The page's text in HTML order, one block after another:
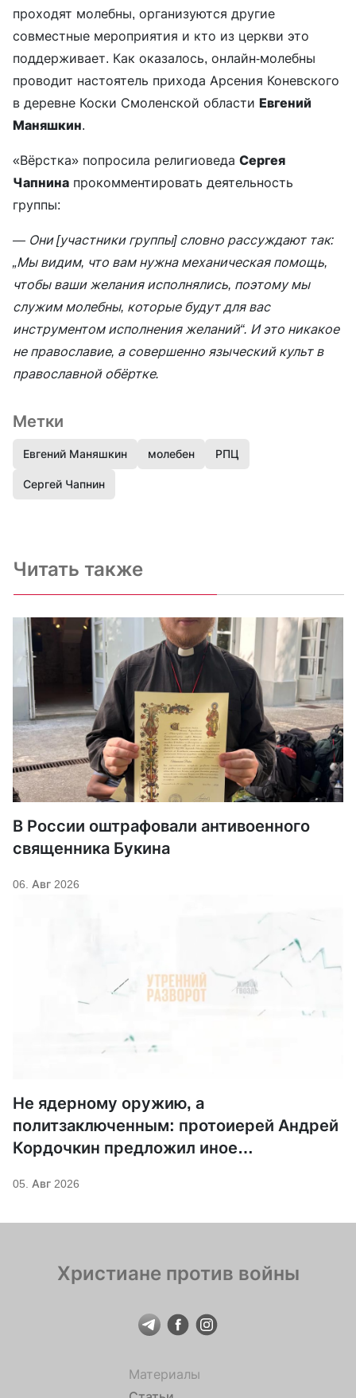
проходят молебны, организуются другие
совместные мероприятия и кто из церкви это
поддерживает. Как оказалось, онлайн-молебны
проводит настоятель прихода Арсения Коневского
в деревне Коски Смоленской области Евгений
Маняшкин.
«Вёрстка» попросила религиоведа Сергея
Чапнина прокомментировать деятельность
группы:
— Они [участники группы] словно рассуждают так:
„Мы видим, что вам нужна механическая помощь,
чтобы ваши желания исполнялись, поэтому мы
служим молебны, которые будут для вас
инструментом исполнения желаний“. И это никакое
не православие, а совершенно языческий культ в
православной обёртке.
Метки
Евгений Маняшкин молебен РПЦ
Сергей Чапнин
Читать также
В России оштрафовали антивоенного
священника Букина
06. Авг 2026
Не ядерному оружию, а
политзаключенным: протоиерей Андрей
Кордочкин предложил иное
Саровского
05. Авг 2026
Христиане против войны
Материалы